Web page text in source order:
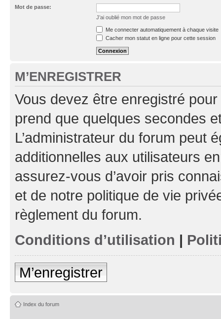
Mot de passe:
J’ai oublié mon mot de passe
Me connecter automatiquement à chaque visite
Cacher mon statut en ligne pour cette session
M’ENREGISTRER
Vous devez être enregistré
prend que quelques secondes
L’administrateur du forum peut
additionnelles aux utilisateurs
assurez-vous d’avoir pris
et de notre politique de vie
règlement du forum.
Conditions d’utilisation |
M’enregistrer
Index du forum